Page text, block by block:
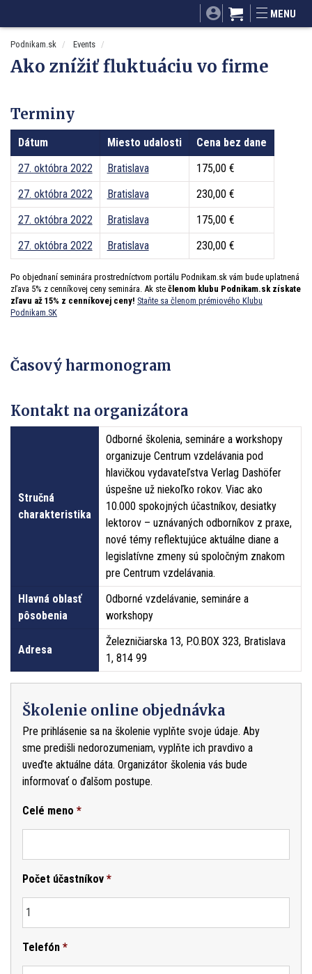
Mnamky-recepty.sk
MENU
Podnikam.sk Events
Ako znížiť fluktuáciu vo firme
Terminy
Dátum Miesto udalosti
Cena bez dane
27. októbra 2022
Bratislava
175,00 €
27. októbra 2022
Bratislava
230,00 €
27. októbra 2022
Bratislava
175,00 €
27. októbra 2022
Bratislava 230,00 €
Po objednaní seminára prostredníctvom portálu Podnikam.sk vám bude uplatnená
zľava 5% z cenníkovej ceny seminára. Ak ste členom klubu Podnikam.sk získate
zľavu až 15% z cenníkovej ceny! Staňte sa členom prémiového Klubu
Podnikam.SK
Časový harmonogram
Kontakt na organizátora
Stručná
charakteristika
Odborné školenia, semináre a workshopy
organizuje Centrum vzdelávania pod
hlavičkou vydavateľstva Verlag Dashöfer
úspešne už niekoľko rokov. Viac ako
10.000 spokojných účastníkov, desiatky
lektorov – uznávaných odborníkov z praxe,
nové témy reflektujúce aktuálne diane a
legislatívne zmeny sú spoločným znakom
pre Centrum vzdelávania.
Hlavná oblasť
pôsobenia
Odborné vzdelávanie, semináre a
workshopy
Adresa
Železničiarska 13, P.O.BOX 323, Bratislava
1, 814 99
Školenie online objednávka
Pre prihlásenie sa na školenie vyplňte svoje údaje. Aby
sme predišli nedorozumeniam, vyplňte ich pravdivo a
uveďte aktuálne dáta. Organizátor školenia vás bude
informovať o ďalšom postupe.
Celé meno *
Počet účastníkov *
Telefón *